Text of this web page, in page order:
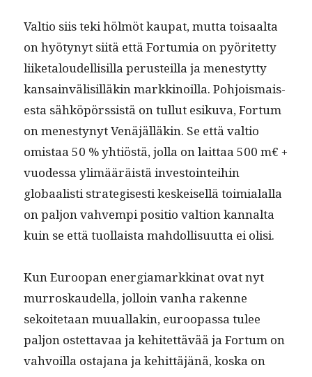
Val­tio siis teki hölmöt kau­pat, mut­ta toisaal­ta
on hyö­tynyt siitä että For­tu­mia on pyöritet­ty
liike­taloudel­lisil­la perusteil­la ja men­estyt­ty
kan­sain­välisil­läkin markki­noil­la. Pohjo­is­mais­
es­ta sähköpörssistä on tul­lut esiku­va, For­tum
on men­estynyt Venäjäl­läkin. Se että val­tio
omis­taa 50 % yhtiöstä, jol­la on lait­taa 500 m€ +
vuodessa ylimääräistä investoin­tei­hin
globaal­isti strate­gis­es­ti keskeisel­lä toimi­alal­la
on paljon vahvem­pi posi­tio val­tion kannal­ta
kuin se että tuol­laista mah­dol­lisu­ut­ta ei olisi.
Kun Euroopan ener­gia­markki­nat ovat nyt
mur­roskaudel­la, jol­loin van­ha rakenne
sekoite­taan muual­lakin, euroopas­sa tulee
paljon ostet­tavaa ja kehitet­tävää ja For­tum on
vahvoil­la osta­jana ja kehit­täjänä, kos­ka on